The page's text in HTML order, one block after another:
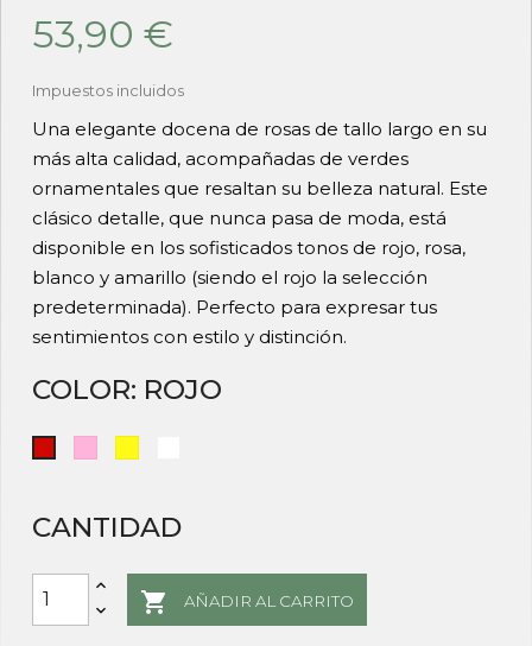
53,90 €
Impuestos incluidos
Una elegante docena de rosas de tallo largo en su
más alta calidad, acompañadas de verdes
ornamentales que resaltan su belleza natural. Este
clásico detalle, que nunca pasa de moda, está
disponible en los sofisticados tonos de rojo, rosa,
blanco y amarillo (siendo el rojo la selección
predeterminada). Perfecto para expresar tus
sentimientos con estilo y distinción.
COLOR: ROJO
CANTIDAD
 AÑADIR AL CARRITO